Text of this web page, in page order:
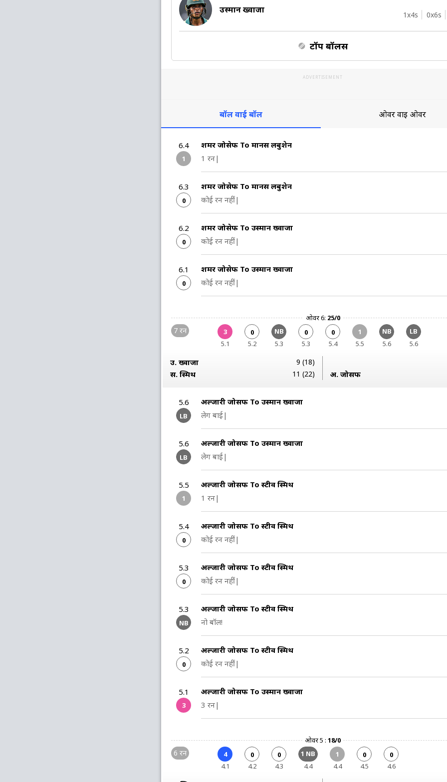
उस्मान ख्वाजा
1x4s 0x6s
टॉप बॉलर्स
ADVERTISEMENT
बॉल वाई बॉल ओवर वाई ओवर
6.4
1
शमर जोसेफ To मार्नस लबुशेन
1 रन|
6.3
0
शमर जोसेफ To मार्नस लबुशेन
कोई रन नहीं|
6.2
0
शमर जोसेफ To उस्मान ख्वाजा
कोई रन नहीं|
6.1
0
शमर जोसेफ To उस्मान ख्वाजा
कोई रन नहीं|
ओवर 6: 25/0
7 रन
3
5.1
0
5.2
NB
5.3
0
5.3
0
5.4
1
5.5
NB
5.6
LB
5.6
उ. ख्वाजा 9 (18)
स. स्मिथ 11 (22) अ. जोसफ
5.6
LB
अल्जारी जोसफ To उस्मान ख्वाजा
लेग बाई|
5.6
LB
अल्जारी जोसफ To उस्मान ख्वाजा
लेग बाई|
5.5
1
अल्जारी जोसफ To स्टीव स्मिथ
1 रन|
5.4
0
अल्जारी जोसफ To स्टीव स्मिथ
कोई रन नहीं|
5.3
0
अल्जारी जोसफ To स्टीव स्मिथ
कोई रन नहीं|
5.3
NB
अल्जारी जोसफ To स्टीव स्मिथ
नो बॉल!
5.2
0
अल्जारी जोसफ To स्टीव स्मिथ
कोई रन नहीं|
5.1
3
अल्जारी जोसफ To उस्मान ख्वाजा
3 रन|
ओवर 5 : 18/0
6 रन
4
4.1
0
4.2
0
4.3
1 NB
4.4
1
4.4
0
4.5
0
4.6